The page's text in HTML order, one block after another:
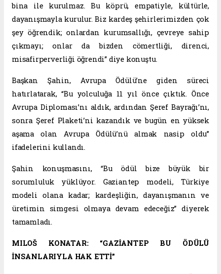
bina ile kurulmaz. Bu köprü, empatiyle, kültürle,
dayanışmayla kurulur. Biz kardeş şehirlerimizden çok
şey öğrendik; onlardan kurumsallığı, çevreye sahip
çıkmayı; onlar da bizden cömertliği, direnci,
misafirperverliği öğrendi” diye konuştu.
Başkan Şahin, Avrupa Ödülü’ne giden süreci
hatırlatarak, “Bu yolculuğa 11 yıl önce çıktık. Önce
Avrupa Diploması’nı aldık, ardından Şeref Bayrağı’nı,
sonra Şeref Plaketi’ni kazandık ve bugün en yüksek
aşama olan Avrupa Ödülü’nü almak nasip oldu”
ifadelerini kullandı.
Şahin konuşmasını, “Bu ödül bize büyük bir
sorumluluk yüklüyor. Gaziantep modeli, Türkiye
modeli olana kadar; kardeşliğin, dayanışmanın ve
üretimin simgesi olmaya devam edeceğiz” diyerek
tamamladı.
MILOŠ KONATAR: “GAZİANTEP BU ÖDÜLÜ
İNSANLARIYLA HAK ETTİ”